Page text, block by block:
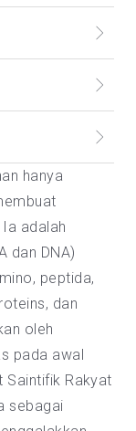
hanya
adalah
dan DNA)
peptida,
dan
oleh
pada awal
Saintifik Rakyat
sebagai